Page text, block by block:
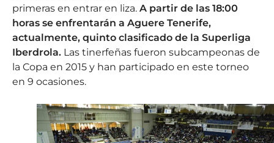
primeras en entrar en liza. A partir de las 18:00
horas se enfrentarán a Aguere Tenerife,
actualmente, quinto clasificado de la Superliga
Iberdrola. Las tinerfeñas fueron subcampeonas de
la Copa en 2015 y han participado en este torneo
en 9 ocasiones.